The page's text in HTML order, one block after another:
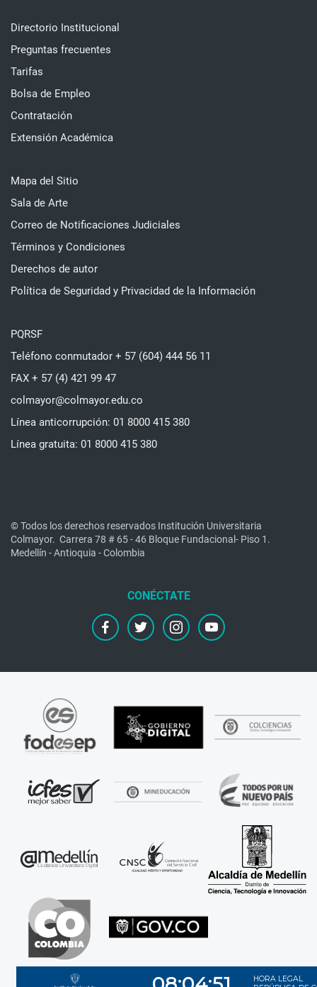
Directorio Institucional
Preguntas frecuentes
Tarifas
Bolsa de Empleo
Contratación
Extensión Académica
Mapa del Sitio
Sala de Arte
Correo de Notificaciones Judiciales
Términos y Condiciones
Derechos de autor
Política de Seguridad y Privacidad de la Información
PQRSF
Teléfono conmutador + 57 (604) 444 56 11
FAX + 57 (4) 421 99 47
colmayor@colmayor.edu.co
Línea anticorrupción: 01 8000 415 380
Línea gratuita: 01 8000 415 380
© Todos los derechos reservados Institución Universitaria
Colmayor. Carrera 78 # 65 - 46 Bloque Fundacional- Piso 1.
Medellín - Antioquia - Colombia
facebooktwitter instagramyoutube